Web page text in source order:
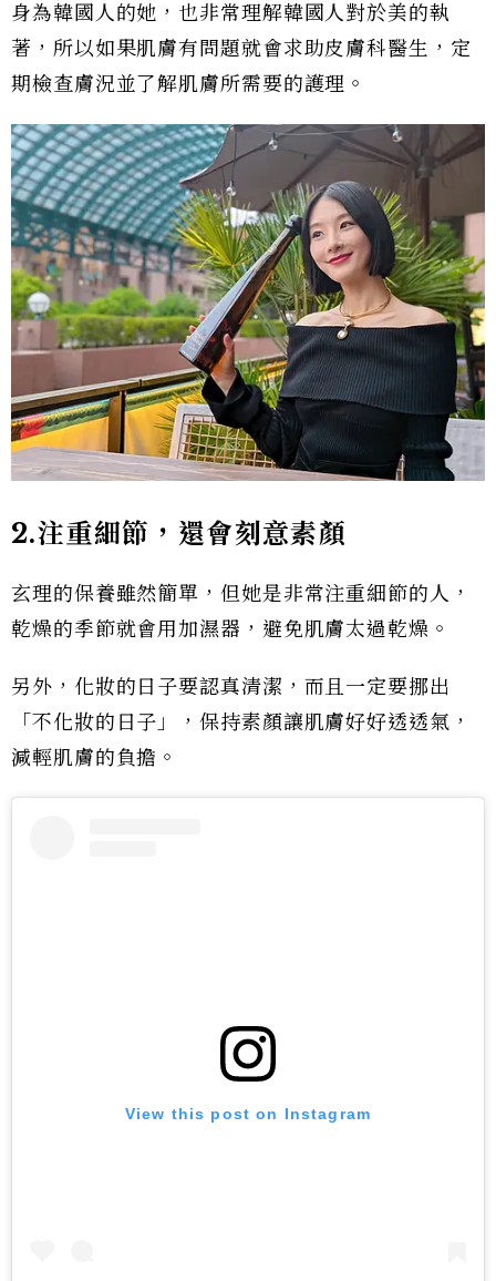
身為韓國人的她，也非常理解韓國人對於美的執
著，所以如果肌膚有問題就會求助皮膚科醫生，定
期檢查膚況並了解肌膚所需要的護理。
2.注重細節，還會刻意素顏
玄理的保養雖然簡單，但她是非常注重細節的人，
乾燥的季節就會用加濕器，避免肌膚太過乾燥。
另外，化妝的日子要認真清潔，而且一定要挪出
「不化妝的日子」，保持素顏讓肌膚好好透透氣，
減輕肌膚的負擔。
View this post on Instagram